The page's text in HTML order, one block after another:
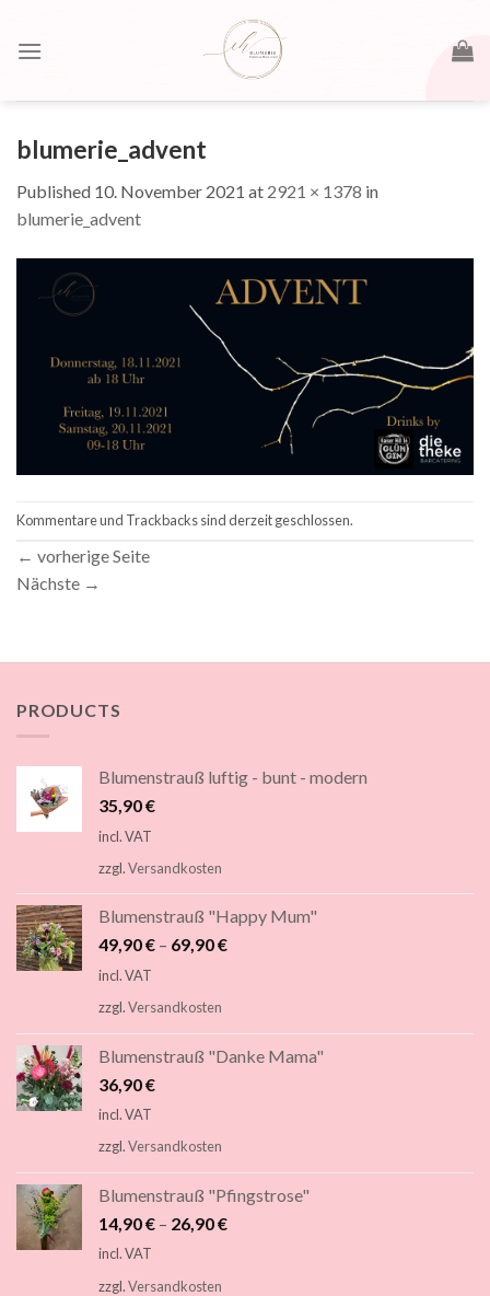
blumerie_advent
Published 10. November 2021 at 2921 × 1378 in
blumerie_advent
Kommentare und Trackbacks sind derzeit geschlossen.
← vorherige Seite
Nächste →
PRODUCTS
Blumenstrauß luftig - bunt - modern
35,90€
incl. VAT
zzgl.Versandkosten
Blumenstrauß "Happy Mum"
49,90€ – 69,90€
incl. VAT
zzgl.Versandkosten
Blumenstrauß "Danke Mama"
36,90€
incl. VAT
zzgl.Versandkosten
Blumenstrauß "Pfingstrose"
14,90€ – 26,90€
incl. VAT
zzgl.Versandkosten